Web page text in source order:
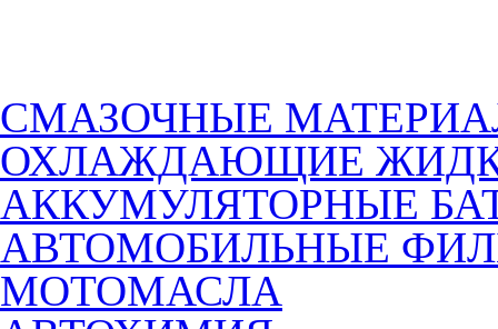
СМАЗОЧНЫЕ
ОХЛАЖДАЮЩИЕ
АККУМУЛЯТОРНЫЕ
АВТОМОБИЛЬНЫЕ
МОТОМАСЛА